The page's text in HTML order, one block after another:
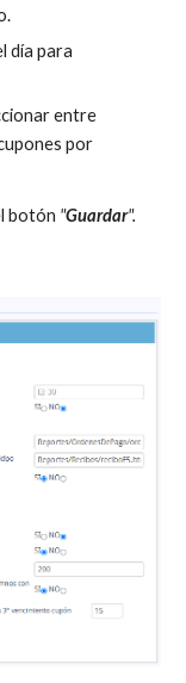
día para
entre
por
botón "Guardar".